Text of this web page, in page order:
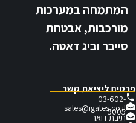
המתמחה במערכות
מורכבות, אבטחת
סייבר וביג דאטה.
פרטים ליציאת קשר
03-602-
5005
sales@igates.co.il
תיבת דואר